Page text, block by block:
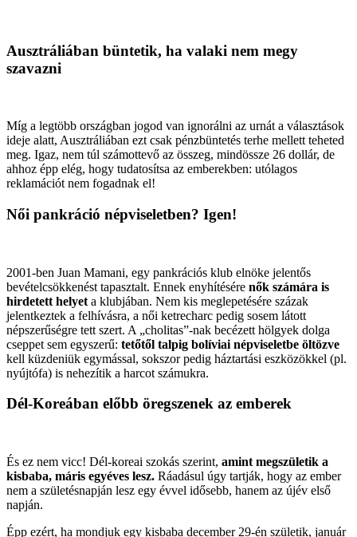
Ausztráliában büntetik, ha valaki nem megy
szavazni
Míg a legtöbb országban jogod van ignorálni az urnát a választások
ideje alatt, Ausztráliában ezt csak pénzbüntetés terhe mellett teheted
meg. Igaz, nem túl számottevő az összeg, mindössze 26 dollár, de
ahhoz épp elég, hogy tudatosítsa az emberekben: utólagos
reklamációt nem fogadnak el!
Női pankráció népviseletben? Igen!
2001-ben Juan Mamani, egy pankrációs klub elnöke jelentős
bevételcsökkenést tapasztalt. Ennek enyhítésére nők számára is
hirdetett helyet a klubjában. Nem kis meglepetésére százak
jelentkeztek a felhívásra, a női ketrecharc pedig sosem látott
népszerűségre tett szert. A „cholitas”-nak becézett hölgyek dolga
cseppet sem egyszerű: tetőtől talpig bolíviai népviseletbe öltözve
kell küzdeniük egymással, sokszor pedig háztartási eszközökkel (pl.
nyújtófa) is nehezítik a harcot számukra.
Dél-Koreában előbb öregszenek az emberek
És ez nem vicc! Dél-koreai szokás szerint, amint megszületik a
kisbaba, máris egyéves lesz. Ráadásul úgy tartják, hogy az ember
nem a születésnapján lesz egy évvel idősebb, hanem az újév első
napján.
Épp ezért, ha mondjuk egy kisbaba december 29-én születik, január